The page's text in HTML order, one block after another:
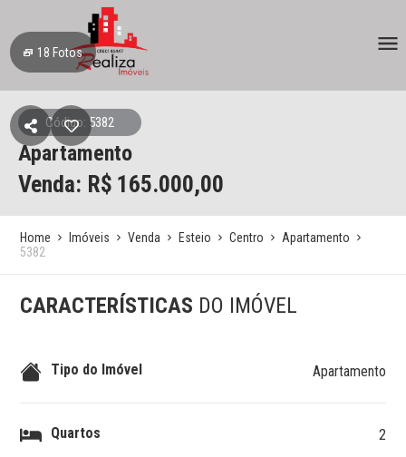
18 Fotos
Código: 5382
Apartamento
Venda: R$ 165.000,00
Home Imóveis Venda Esteio Centro
Apartamento
5382
CARACTERÍSTICAS DO IMÓVEL
Tipo do Imóvel Apartamento
Quartos 2